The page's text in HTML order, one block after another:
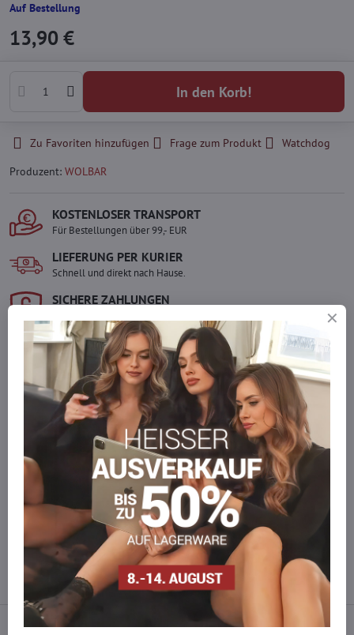
Auf Bestellung
13,90 €
In den Korb!
Zu Favoriten hinzufügen Frage zum Produkt
Watchdog
Produzent: WOLBAR
KOSTENLOSER TRANSPORT
Für Bestellungen über 99,- EUR
LIEFERUNG PER KURIER
Schnell und direkt nach Hause.
SICHERE ZAHLUNGEN
Ware auf Lager
Wir versenden sofort
Werden Sie Teil von everlady
Werden Sie Teil von everlady und genießen Sie einen
5 %
Mitgliedervorteil
bei jedem Einkauf.
Der Vorteil wird automatisch im Warenkorb angewendet.
Möchten Sie mehr bestellen, als wir
auf Lager haben?
Zögern Sie nicht, uns zu kontaktieren, wir füllen die Ware für Sie
wieder auf!
info​@everlady​.eu
Beschreibung